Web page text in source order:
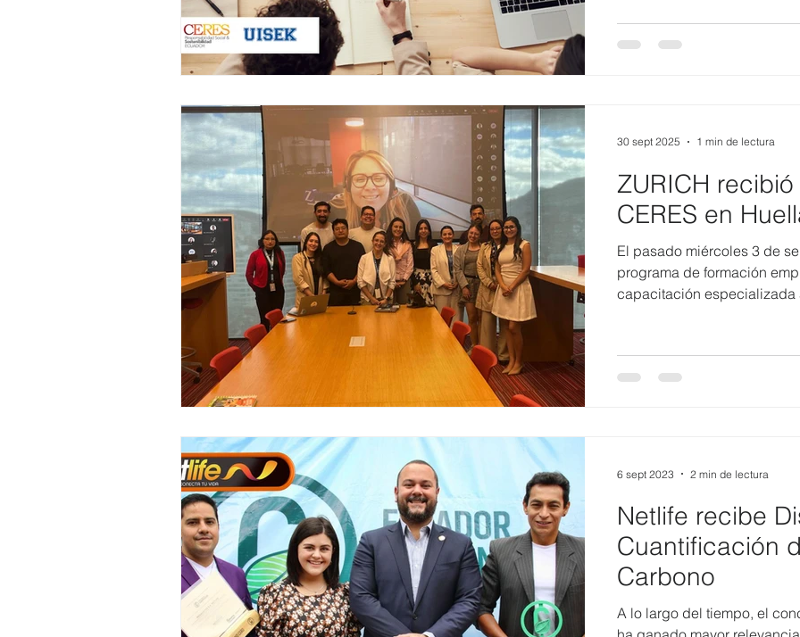
ZURICH
CERES en
El pasado miércoles 3 de
programa de formación
capacitación especializada
30 sept 2025 1 min de lectura
Netlife recibe
Cuantificación
Carbono
A lo largo del tiempo, el
6 sept 2023 2 min de lectura